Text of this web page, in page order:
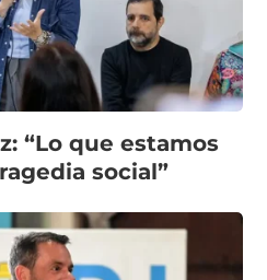
“Lo que estamos
social”